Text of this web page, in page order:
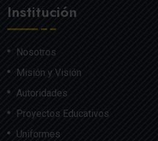
Institución
Nosotros
Misión y Visión
Autoridades
Proyectos Educativos
Uniformes